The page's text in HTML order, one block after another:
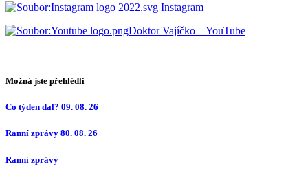
Instagram
Doktor Vajíčko – YouTube
Možná jste přehlédli
Co týden dal? 09. 08. 26
Ranní zprávy 80. 08. 26
Ranní zprávy